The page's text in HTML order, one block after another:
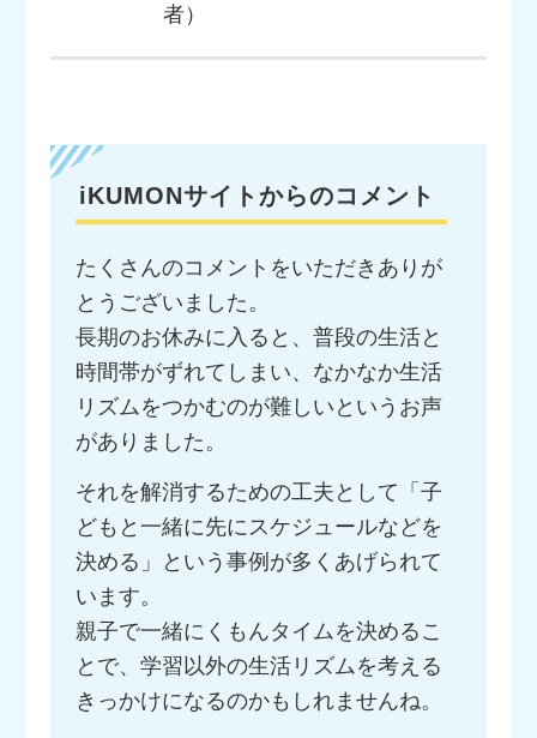
者）
iKUMONサイトからのコメント
たくさんのコメントをいただきありが
とうございました。
長期のお休みに入ると、普段の生活と
時間帯がずれてしまい、なかなか生活
リズムをつかむのが難しいというお声
がありました。
それを解消するための工夫として「子
どもと一緒に先にスケジュールなどを
決める」という事例が多くあげられて
います。
親子で一緒にくもんタイムを決めるこ
とで、学習以外の生活リズムを考える
きっかけになるのかもしれませんね。